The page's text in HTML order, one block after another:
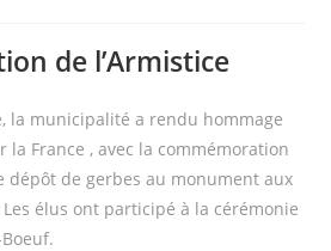
de l’Armistice
la municipalité a rendu hommage
la France , avec la commémoration
dépôt de gerbes au monument aux
élus ont participé à la cérémonie